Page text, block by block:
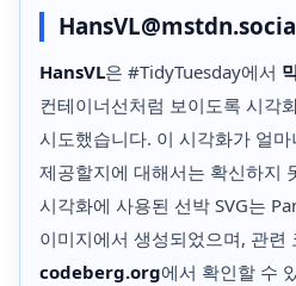
HansVL은 #TidyTuesday에서
컨테이너선처럼 보이도록 시각
시도했습니다. 이 시각화가 얼
제공할지에 대해서는 확신하지
시각화에 사용된 선박 SVG는
이미지에서 생성되었으며, 관련
codeberg.org에서 확인할 수